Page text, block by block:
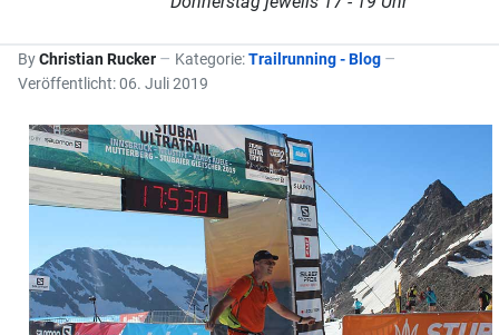
ByChristian Rucker Kategorie:Trailrunning - Blog
Veröffentlicht: 06. Juli 2019